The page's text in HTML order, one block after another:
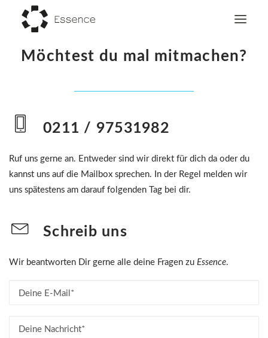
Für junge Menschen
Themen
Über uns
Möchtest du mal mitmachen?
0211 / 97531982
Ruf uns gerne an. Entweder sind wir direkt für dich da oder du
kannst uns auf die Mailbox sprechen. In der Regel melden wir
uns spätestens am darauf folgenden Tag bei dir.
Schreib uns
Wir beantworten Dir gerne alle deine Fragen zu Essence.